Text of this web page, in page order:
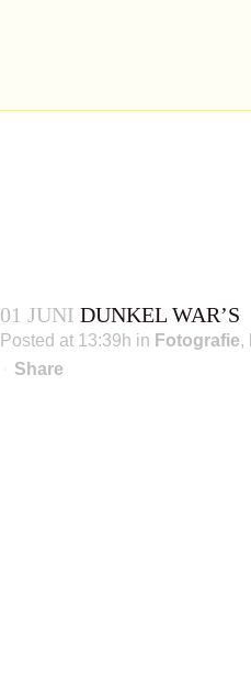
01 JUNI DUNKEL WAR’S
Posted at 13:39h in Fotografie,
Share